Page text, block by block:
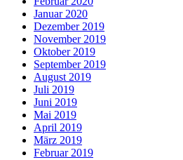
Januar 2020
Dezember 2019
November 2019
Oktober 2019
September 2019
August 2019
Juli 2019
Juni 2019
Mai 2019
April 2019
März 2019
Februar 2019